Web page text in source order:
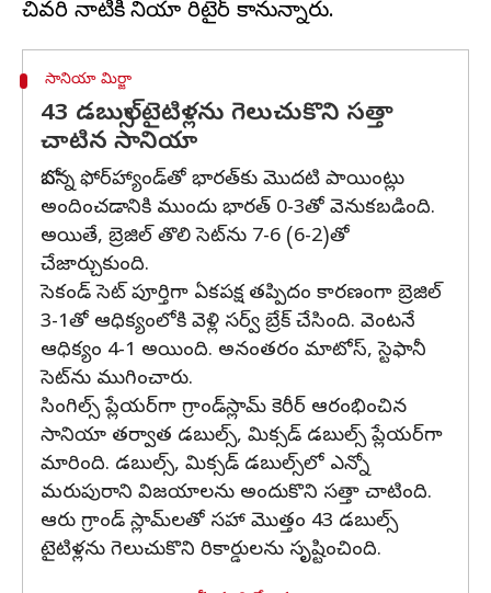
సానియా మిర్జా
43 డబుల్స్ టైటిళ్లను గెలుచుకొని సత్తా
చాటిన సానియా
బోపన్న ఫోర్‌హ్యాండ్‌తో భారత్‌కు మొదటి పాయింట్లు
అందించడానికి ముందు భారత్ 0-3తో వెనుకబడింది.
అయితే, బ్రెజిల్‌ తొలి సెట్‌ను 7-6 (6-2)తో
చేజార్చుకుంది.
సెకండ్ సెట్ పూర్తిగా ఏకపక్ష తప్పిదం కారణంగా బ్రెజిల్
3-1తో ఆధిక్యంలోకి వెళ్లి సర్వ్ బ్రేక్ చేసింది. వెంటనే
ఆధిక్యం 4-1 అయింది. అనంతరం మాటోస్, స్టెఫానీ
సెట్‌ను ముగించారు.
సింగిల్స్‌ ప్లేయర్‌గా గ్రాండ్‌స్లామ్‌ కెరీర్‌ ఆరంభించిన
సానియా తర్వాత డబుల్స్‌, మిక్సడ్‌ డబుల్స్‌ ప్లేయర్‌గా
మారింది. డబుల్స్‌, మిక్సడ్‌ డబుల్స్‌లో ఎన్నో
మరుపురాని విజయాలను అందుకొని సత్తా చాటింది.
ఆరు గ్రాండ్ స్లామ్‌లతో సహా మొత్తం 43 డబుల్స్
టైటిళ్లను గెలుచుకొని రికార్డులను సృష్టించింది.